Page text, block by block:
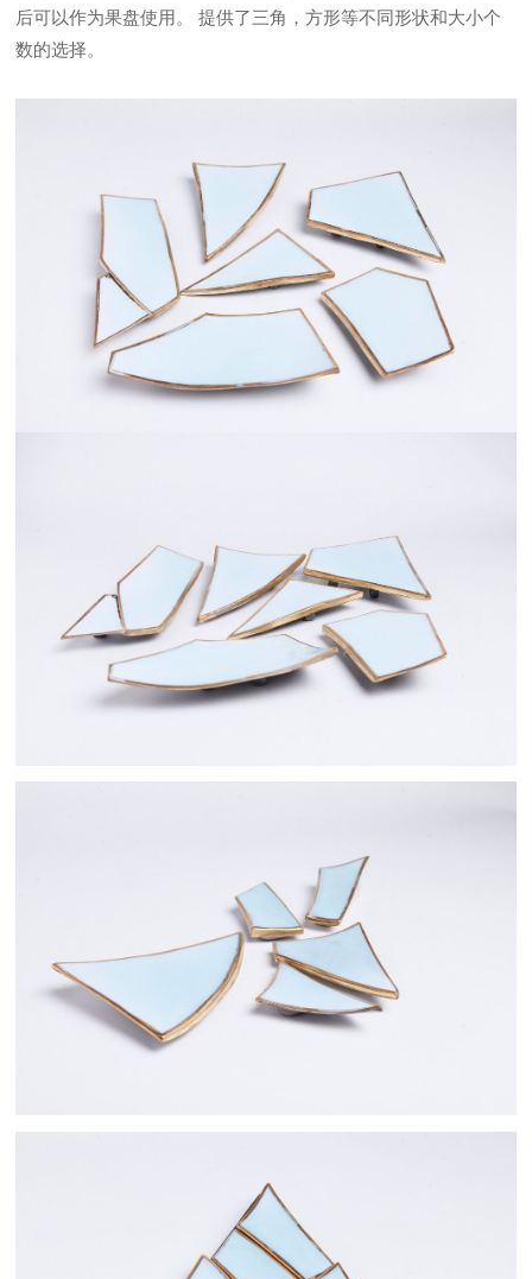
后可以作为果盘使用。 提供了三角，方形等不同形状和大小个
数的选择。